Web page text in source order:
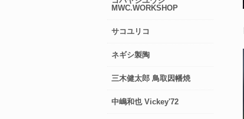
MWC.WORKSHOP
サコユリコ
ネギシ製陶
三木健太郎 鳥取因幡焼
中嶋和也 Vickey'72